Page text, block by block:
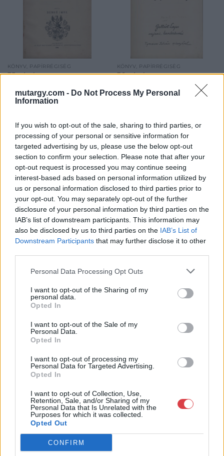
mutargy.com - Do Not Process My Personal
Information
If you wish to opt-out of the sale, sharing to third parties, or
processing of your personal or sensitive information for
targeted advertising by us, please use the below opt-out
section to confirm your selection. Please note that after your
opt-out request is processed you may continue seeing
interest-based ads based on personal information utilized by
us or personal information disclosed to third parties prior to
your opt-out. You may separately opt-out of the further
disclosure of your personal information by third parties on the
IAB’s list of downstream participants. This information may
also be disclosed by us to third parties on the IAB’s List of
Downstream Participants that may further disclose it to other
Personal Data Processing Opt Outs
I want to opt-out of the Sharing of my
personal data.
Opted In
I want to opt-out of the Sale of my
Personal Data.
Opted In
I want to opt-out of processing my
Personal Data for Targeted Advertising.
Opted In
I want to opt-out of Collection, Use,
Retention, Sale, and/or Sharing of my
Personal Data that Is Unrelated with the
Purposes for which it was collected.
Opted Out
CONFIRM
KÖNYV, PAPÍRRÉGISÉG
35. tétel:
Imre: Nemes családok
Nagykőrösön 1848
táblákkal és
címerekkel.
Benkó Imre: Nemes
családok Nagykőrösön 1848
előtt. Leszármazási
táblákkal és címerekkel.
Kikiáltási ár:6 000 Ft
Aukció:109. árverés
Aukció időpontja: 2022-10-
02 16:00
MEGTEKINTEM
KÖNYV, PAPÍRRÉGISÉG
36. tétel:
Bibliofília. Gellért Lajos
Bibliofília. Gellért Lajos:
karikatúrái Tryrnauer
István szövegével.
(Bev. Heltai Jenő, Feiks
Jenő, Trynauer István.)
Aláírt, számozott,
névre szóló amatőr
példány.
Bibliofília. Gellért Lajos: Egy
cigány, egy király … Gellért
Lajos rajzai, karikatúrái
Tryrnauer István szövegével.
(Bev. Heltai Jenő, Feiks
Jenő, Trynauer István.)
Aláírt, számozott, névre
szóló amatőr példány.
Kikiáltási ár:10 000Ft
Aukció:109. árverés
Aukció időpontja: 2022-10-
02 16:00
MEGTEKINTEM
KÖNYV, PAPÍRRÉGISÉG
37. tétel:
Bibliofília. Geraldy,
Paul: Toi et moi. Ed.
décorée par Pierre
Laprade. Számozott
példány.
Bibliofília. Geraldy, Paul: Toi
et moi. Ed. décorée par
KÖNYV, PAPÍRRÉGISÉG
(Johann Wolfgang)
Bibliofília. Goethe,
(Johann Wolfgang):